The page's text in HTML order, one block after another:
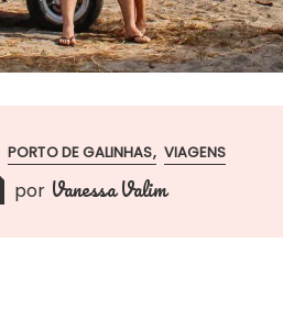
PORTO DE GALINHAS VIAGENS
por Vanessa Valim